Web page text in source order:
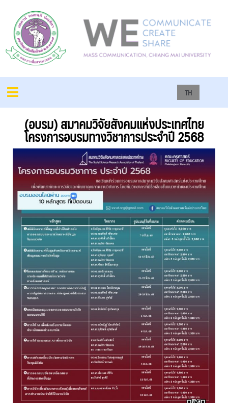
TH
(อบรม) สมาคมวิจัยสังคมแห่งประเทศไทย
โครงการอบรมทางวิชาการประจำปี 2568